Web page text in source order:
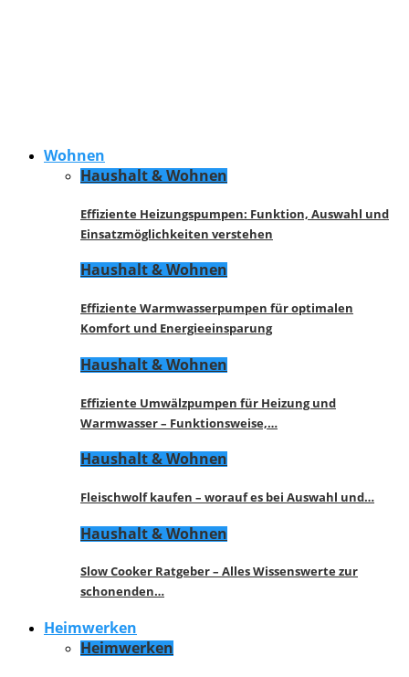
Wohnen
Haushalt & Wohnen
Effiziente Heizungspumpen: Funktion, Auswahl und
Einsatzmöglichkeiten verstehen
Haushalt & Wohnen
Effiziente Warmwasserpumpen für optimalen
Komfort und Energieeinsparung
Haushalt & Wohnen
Effiziente Umwälzpumpen für Heizung und
Warmwasser – Funktionsweise,…
Haushalt & Wohnen
Fleischwolf kaufen – worauf es bei Auswahl und…
Haushalt & Wohnen
Slow Cooker Ratgeber – Alles Wissenswerte zur
schonenden…
Heimwerken
Heimwerken